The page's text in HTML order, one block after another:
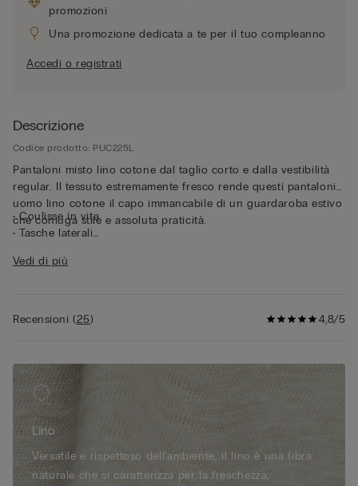
promozioni
Una promozione dedicata a te per il tuo compleanno
Accedi o registrati
Descrizione
Codice prodotto: PUC225L
Pantaloni misto lino cotone dal taglio corto e dalla vestibilità
regular. Il tessuto estremamente fresco rende questi pantaloni
uomo lino cotone il capo immancabile di un guardaroba estivo
che coniuga stile e assoluta praticità.
• Coulisse in vita
• Tasche laterali
• Il modello è alto 185 cm e indossa la taglia L
Vedi di più
4,8/5
Recensioni(25)
Lino
Versatile e rispettoso dell'ambiente, il lino è una fibra
naturale che si caratterizza per la freschezza,